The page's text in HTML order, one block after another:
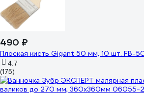
490 ₽
Плоская кисть Gigant 50 мм, 10 шт. FB-
4.7
(175)